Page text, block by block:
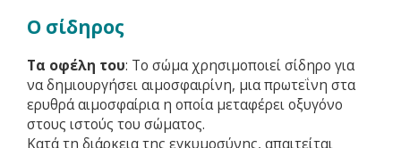
Ο σίδηρος
Τα οφέλη του: Το σώμα χρησιμοποιεί σίδηρο για
να δημιουργήσει αιμοσφαιρίνη, μια πρωτεΐνη στα
ερυθρά αιμοσφαίρια η οποία μεταφέρει οξυγόνο
στους ιστούς του σώματος.
Κατά τη διάρκεια της εγκυμοσύνης, απαιτείται